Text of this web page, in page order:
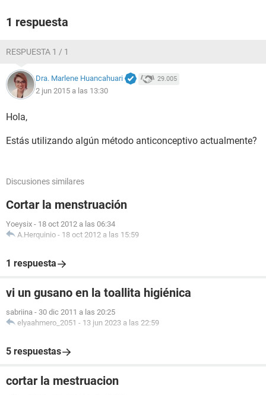
1 respuesta
RESPUESTA 1 / 1
Dra. Marlene Huancahuari 29.005
2 jun 2015 a las 13:30
Hola,
Estás utilizando algún método anticonceptivo actualmente?
Discusiones similares
Cortar la menstruación
Yoeysix - 18 oct 2012 a las 06:34
A.Herquinio - 18 oct 2012 a las 15:59
1 respuesta
vi un gusano en la toallita higiénica
sabriina - 30 dic 2011 a las 20:25
elyaahmero_2051 - 13 jun 2023 a las 22:59
5 respuestas
cortar la mestruacion